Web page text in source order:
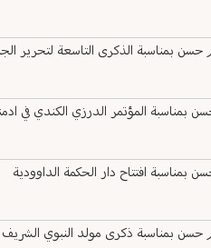
بمناسبة الذكرى التاسعة لتحرير
الدرزي الكندي في ادمنتون البرتا 14-5-2009
افتتاح دار الحكمة الداوودية
بمناسبة ذكرى مولد النبوي الشريف